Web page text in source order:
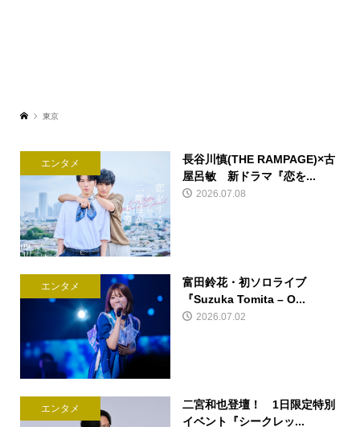
東京
エンタメ
長谷川慎(THE RAMPAGE)×古
屋呂敏 新ドラマ『恋を...
2026.07.08
エンタメ
富田鈴花・初ソロライブ
『Suzuka Tomita – O...
2026.07.02
エンタメ
二宮和也登壇！ 1日限定特別
イベント『シークレッ...